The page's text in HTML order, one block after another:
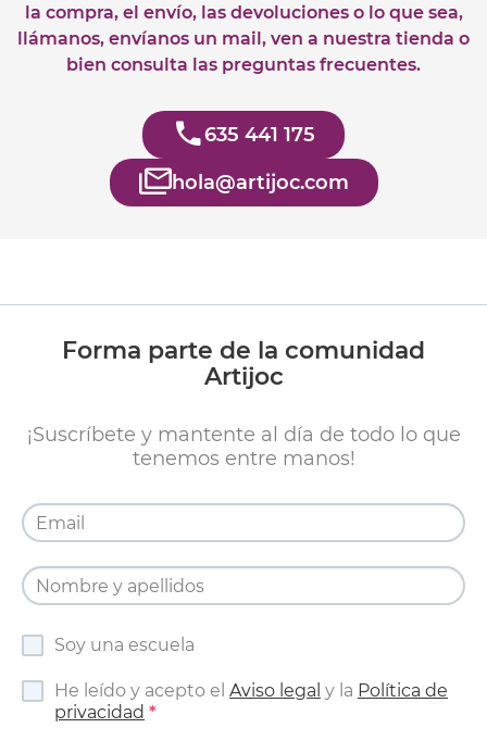
la compra, el envío, las devoluciones o lo que sea,
llámanos, envíanos un mail, ven a nuestra tienda o
bien consulta las preguntas frecuentes.
635 441 175
hola@artijoc.com
Forma parte de la comunidad
Artijoc
¡Suscríbete y mantente al día de todo lo que
tenemos entre manos!
Soy una escuela
He leído y acepto el Aviso legal y la Política de
privacidad